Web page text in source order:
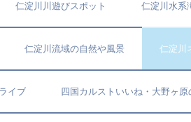
仁淀川川遊びスポット 仁淀川水系
仁淀川流域の自然や風景 仁淀川
イブ 四国カルストいいね・大野ヶ原